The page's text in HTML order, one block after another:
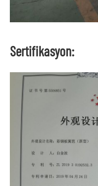
Sertifikasyon: